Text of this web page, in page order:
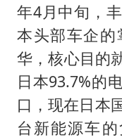
年4月中旬，
本头部车企
华，核心目的
日本93.7%的
口，现在日本
台新能源车